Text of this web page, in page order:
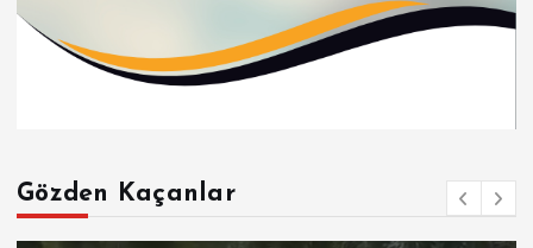
Gözden Kaçanlar